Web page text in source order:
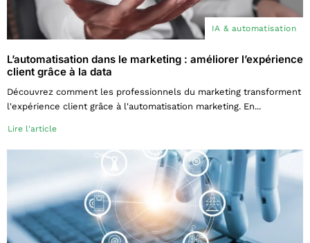
IA & automatisation
L’automatisation dans le marketing : améliorer l’expérience
client grâce à la data
Découvrez comment les professionnels du marketing transforment
l'expérience client grâce à l'automatisation marketing. En...
Lire l'article